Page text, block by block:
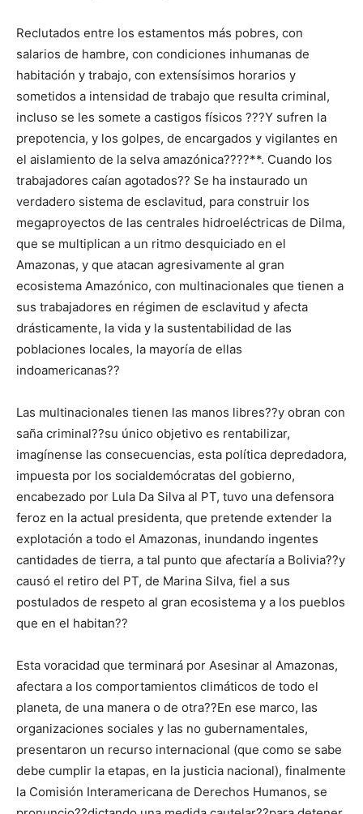
Reclutados entre los estamentos más pobres, con
salarios de hambre, con condiciones inhumanas de
habitación y trabajo, con extensísimos horarios y
sometidos a intensidad de trabajo que resulta criminal,
incluso se les somete a castigos físicos ???Y sufren la
prepotencia, y los golpes, de encargados y vigilantes en
el aislamiento de la selva amazónica????**. Cuando los
trabajadores caían agotados?? Se ha instaurado un
verdadero sistema de esclavitud, para construir los
megaproyectos de las centrales hidroeléctricas de Dilma,
que se multiplican a un ritmo desquiciado en el
Amazonas, y que atacan agresivamente al gran
ecosistema Amazónico, con multinacionales que tienen a
sus trabajadores en régimen de esclavitud y afecta
drásticamente, la vida y la sustentabilidad de las
poblaciones locales, la mayoría de ellas
indoamericanas??
Las multinacionales tienen las manos libres??y obran con
saña criminal??su único objetivo es rentabilizar,
imagínense las consecuencias, esta política depredadora,
impuesta por los socialdemócratas del gobierno,
encabezado por Lula Da Silva al PT, tuvo una defensora
feroz en la actual presidenta, que pretende extender la
explotación a todo el Amazonas, inundando ingentes
cantidades de tierra, a tal punto que afectaría a Bolivia??y
causó el retiro del PT, de Marina Silva, fiel a sus
postulados de respeto al gran ecosistema y a los pueblos
que en el habitan??
Esta voracidad que terminará por Asesinar al Amazonas,
afectara a los comportamientos climáticos de todo el
planeta, de una manera o de otra??En ese marco, las
organizaciones sociales y las no gubernamentales,
presentaron un recurso internacional (que como se sabe
debe cumplir la etapas, en la justicia nacional), finalmente
la Comisión Interamericana de Derechos Humanos, se